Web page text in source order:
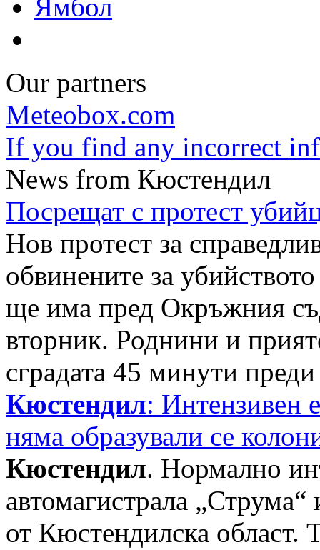
Ямбол
Our partners
Meteobox.com
If you find any incorrect
News from Кюстендил
Посрещат с протест
Нов протест за
обвинените за
ще има пред Окръжния
вторник. Роднини и
сградата 45 минути преди
Кюстендил: Интензивен
няма образували се
Кюстендил. Нормално
автомагистрала
от Кюстендилска област.